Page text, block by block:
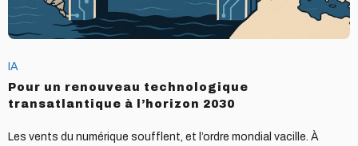
IA
Pour un renouveau technologique
transatlantique à l’horizon 2030
Les vents du numérique soufflent, et l’ordre mondial vacille. À